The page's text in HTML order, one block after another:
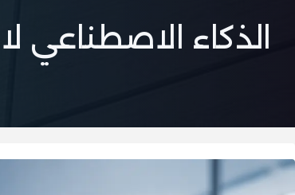
الذكاء الاصطناعي